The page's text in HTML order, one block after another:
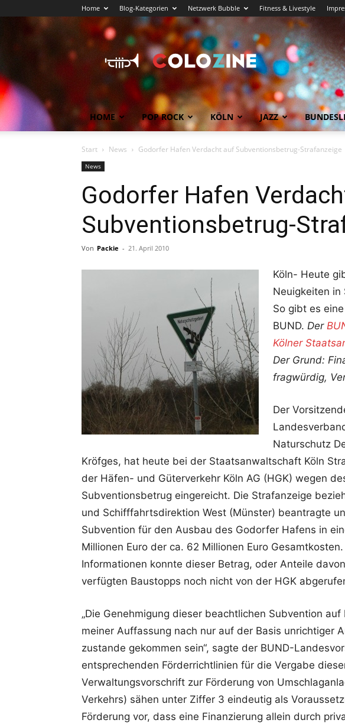
Home Blog-Kategorien Netzwerk Bubble Fitness & Livestyle
Köln
News
COLOZINE
Magazin
HOME POP ROCK KÖLN JAZZ
Start News Godorfer Hafen Verdacht auf Subventionsbetrug-Strafanzeige
News
Godorfer Hafen
Subventionsbetrug-
Von Packie - 21. April 2010
Köln- Heute
Neuigkeiten in
So gibt es
BUND. Der
Kölner
Der Grund:
fragwürdig,
Der
Naturschutz
Kröfges, hat heute bei der Staatsanwaltschaft Köln
der Häfen- und Güterverkehr Köln AG (HGK) wegen
Subventionsbetrug eingereicht. Die Strafanzeige
und Schifffahrtsdirektion West (Münster) beantragte
Subvention für den Ausbau des Godorfer Hafens in
Millionen Euro der ca. 62 Millionen Euro
Informationen konnte dieser Betrag, oder Anteile
verfügten Baustopps noch nicht von der HGK
„Die Genehmigung dieser beachtlichen Subvention
meiner Auffassung nach nur auf der Basis unrichtiger
zustande gekommen sein“, sagte der BUND-
entsprechenden Förderrichtlinien für die Vergabe
Verwaltungsvorschrift zur Förderung von
Verkehrs) sähen unter Ziffer 3 eindeutig als
Förderung vor, dass eine Finanzierung allein durch